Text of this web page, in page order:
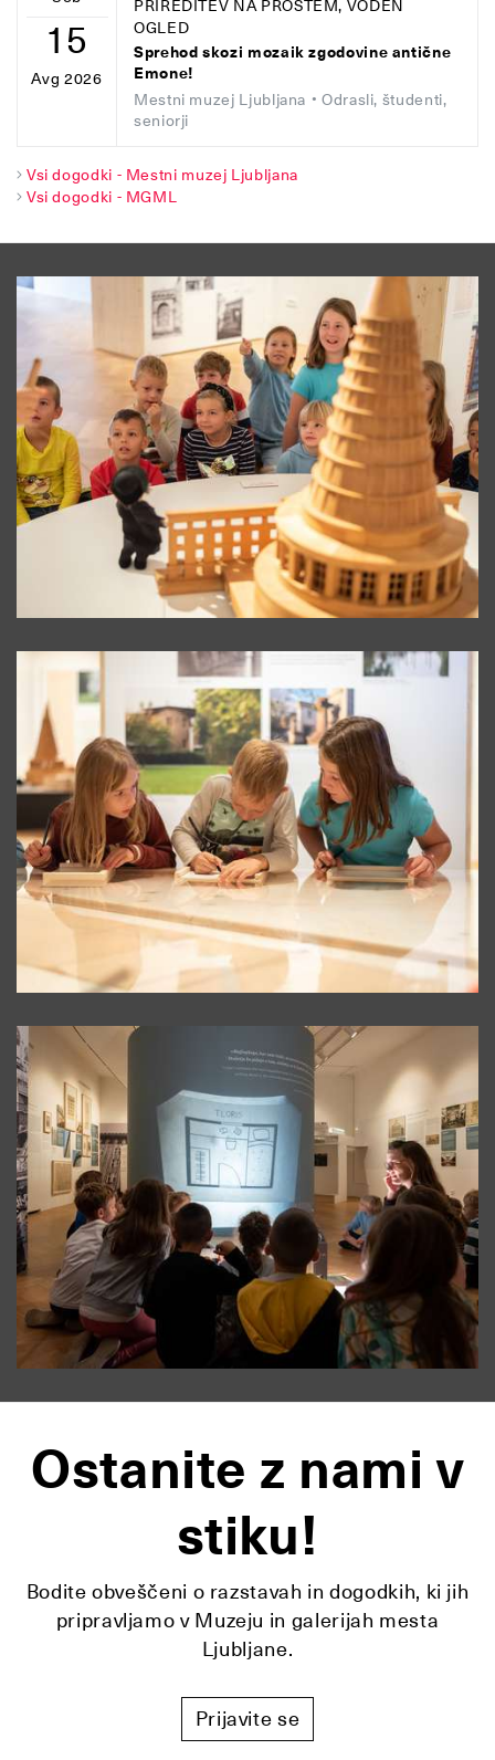
15
Avg 2026
PRIREDITEV NA PROSTEM, VODEN
OGLED
Sprehod skozi mozaik zgodovine antične
Emone!
Mestni muzej Ljubljana • Odrasli, študenti,
seniorji
Vsi dogodki - Mestni muzej Ljubljana
Vsi dogodki - MGML
Ostanite z nami v
stiku!
Bodite obveščeni o razstavah in dogodkih, ki jih
pripravljamo v Muzeju in galerijah mesta
Ljubljane.
Prijavite se